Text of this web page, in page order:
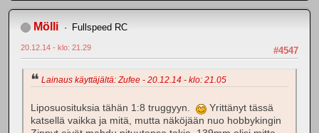
Mölli Fullspeed RC
#4547
20.12.14 - klo: 21.29
Lainaus käyttäjältä: Zufee - 20.12.14 - klo: 21.05
Liposuosituksia tähän 1:8 truggyyn.
Yrittänyt tässä
katsellä vaikka ja mitä, mutta näköjään nuo hobbykingin